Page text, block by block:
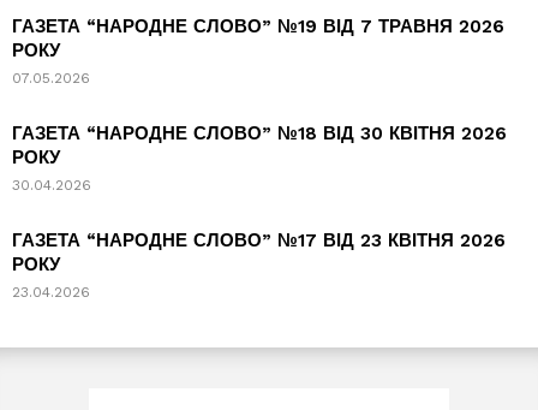
ГАЗЕТА “НАРОДНЕ СЛОВО” №19 ВІД 7 ТРАВНЯ 2026
РОКУ
07.05.2026
ГАЗЕТА “НАРОДНЕ СЛОВО” №18 ВІД 30 КВІТНЯ 2026
РОКУ
30.04.2026
ГАЗЕТА “НАРОДНЕ СЛОВО” №17 ВІД 23 КВІТНЯ 2026
РОКУ
23.04.2026